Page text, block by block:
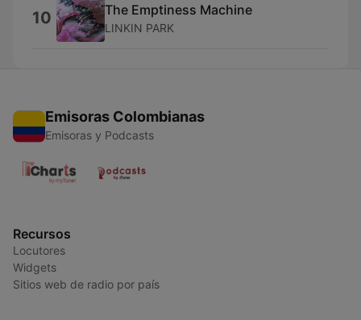
10 The Emptiness Machine
LINKIN PARK
Emisoras Colombianas
Emisoras y Podcasts
Recursos
Locutores
Widgets
Sitios web de radio por país